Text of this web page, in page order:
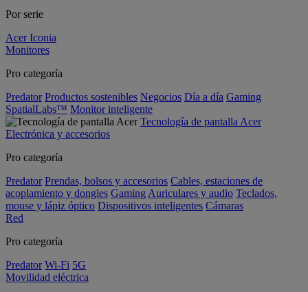
Por serie
Acer Iconia
Monitores
Pro categoría
Predator Productos sostenibles Negocios Día a día Gaming
SpatialLabs™ Monitor inteligente
Tecnología de pantalla Acer
Electrónica y accesorios
Pro categoría
Predator Prendas, bolsos y accesorios Cables, estaciones de
acoplamiento y dongles Gaming Auriculares y audio Teclados,
mouse y lápiz óptico Dispositivos inteligentes Cámaras
Red
Pro categoría
Predator Wi-Fi 5G
Movilidad eléctrica